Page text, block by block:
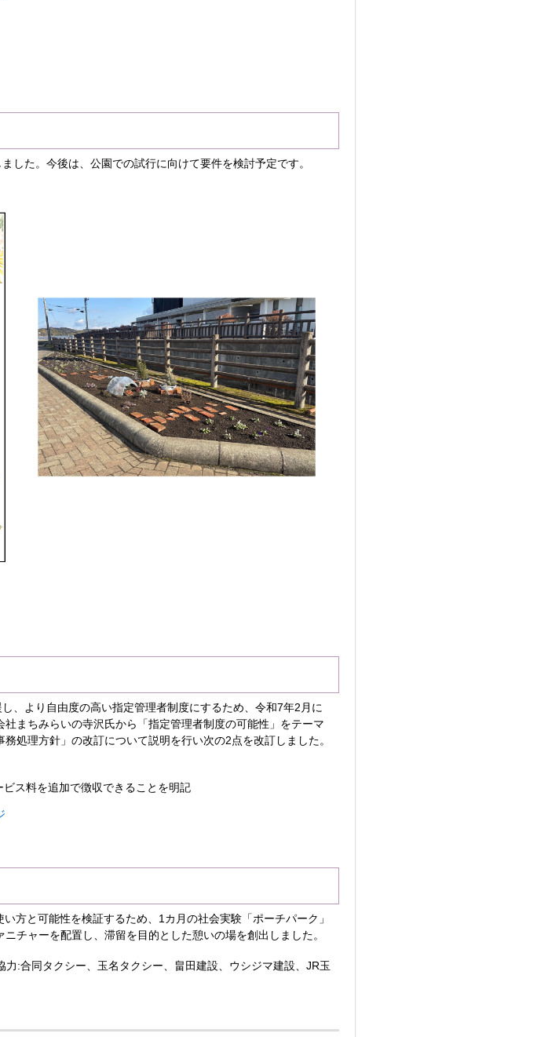
した。今後は、公園での試行に向けて要件を検討予定です。
、より自由度の高い指定管理者制度にするため、令和7年2月に
まちみらいの寺沢氏から「指定管理者制度の可能性」をテーマ
処理方針」の改訂について説明を行い次の2点を改訂しました。
ス料を追加で徴収できることを明記
方と可能性を検証するため、1カ月の社会実験「ポーチパーク」
チャーを配置し、滞留を目的とした憩いの場を創出しました。
:合同タクシー、玉名タクシー、畠田建設、ウシジマ建設、JR玉